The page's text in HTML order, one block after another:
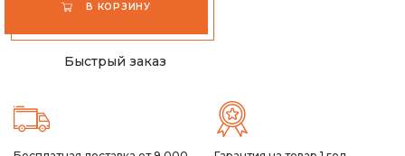
В КОРЗИНУ
Быстрый заказ